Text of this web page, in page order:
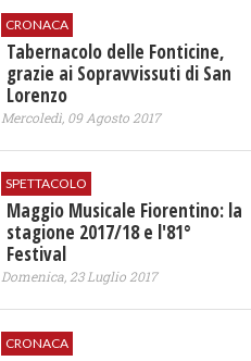
CRONACA
​Tabernacolo delle Fonticine,
grazie ai Sopravvissuti di San
Lorenzo
Mercoledì, 09 Agosto 2017
SPETTACOLO
Maggio Musicale Fiorentino: la
stagione 2017/18 e l'81°
Festival
Domenica, 23 Luglio 2017
CRONACA